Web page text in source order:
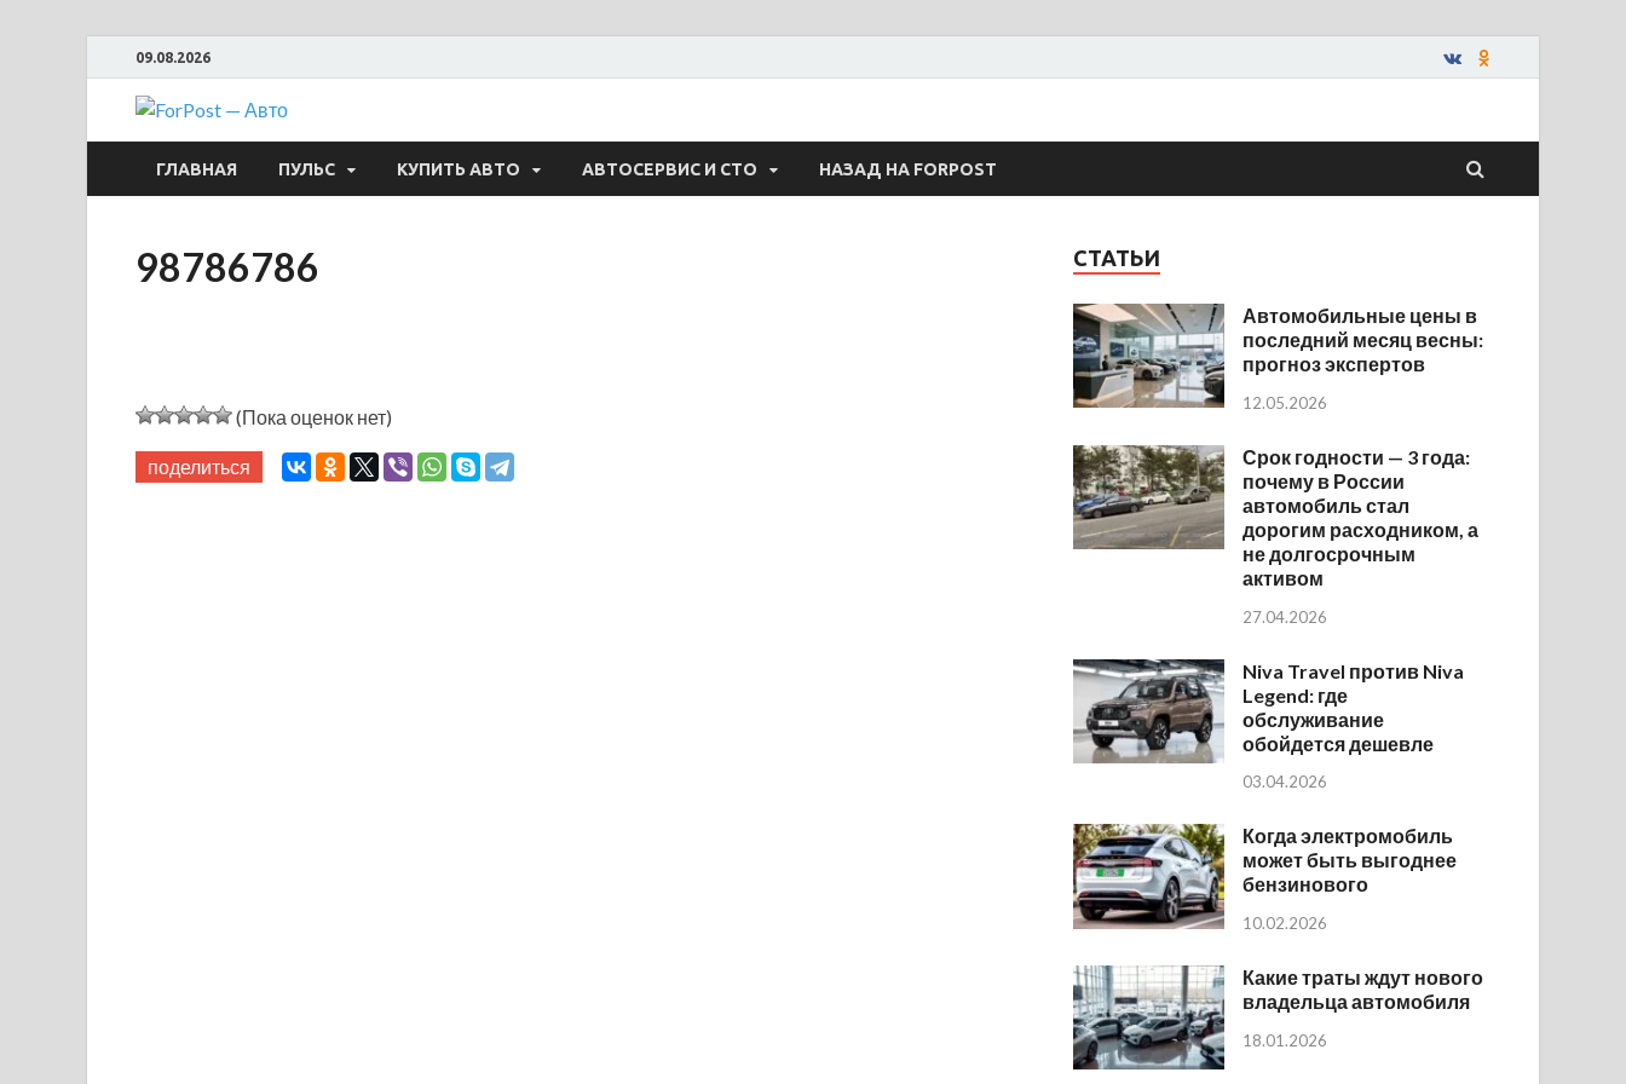
09.08.2026
ForPost — Авто
ГЛАВНАЯ ПУЛЬС КУПИТЬ АВТО АВТОСЕРВИС И СТО НАЗАД НА FORPOST
98786786
(Пока оценок нет)
поделиться
СТАТЬИ
Автомобильные цены в
последний месяц весны:
прогноз экспертов
12.05.2026
Срок годности — 3 года:
почему в России
автомобиль стал
дорогим расходником, а
не долгосрочным
активом
27.04.2026
Niva Travel против Niva
Legend: где
обслуживание
обойдется дешевле
03.04.2026
Когда электромобиль
может быть выгоднее
бензинового
10.02.2026
Какие траты ждут нового
владельца автомобиля
18.01.2026